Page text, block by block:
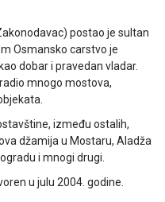
postao je sultan
Osmansko carstvo je
dobar i pravedan vladar.
mnogo mostova,
između ostalih,
džamija u Mostaru, Aladža
i mnogi drugi.
u julu 2004. godine.